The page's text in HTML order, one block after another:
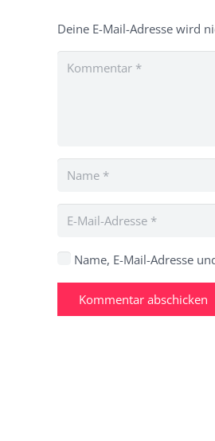
Deine E-Mail-Adresse wird
Name, E-Mail-Adresse
Kommentar abschicken